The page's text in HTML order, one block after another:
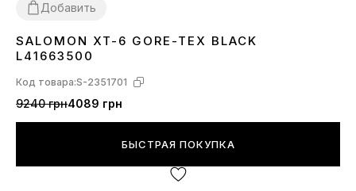
Добавить
4041 42 43 44 4546
SALOMON XT-6 GORE-TEX BLACK
L41663500
Код товара:S-2351701
9240 грн4089 грн
БЫСТРАЯ ПОКУПКА